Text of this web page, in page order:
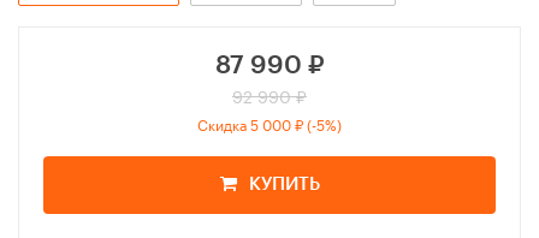
87 990 ₽
92 990 ₽
Скидка 5 000 ₽ (-5%)
КУПИТЬ